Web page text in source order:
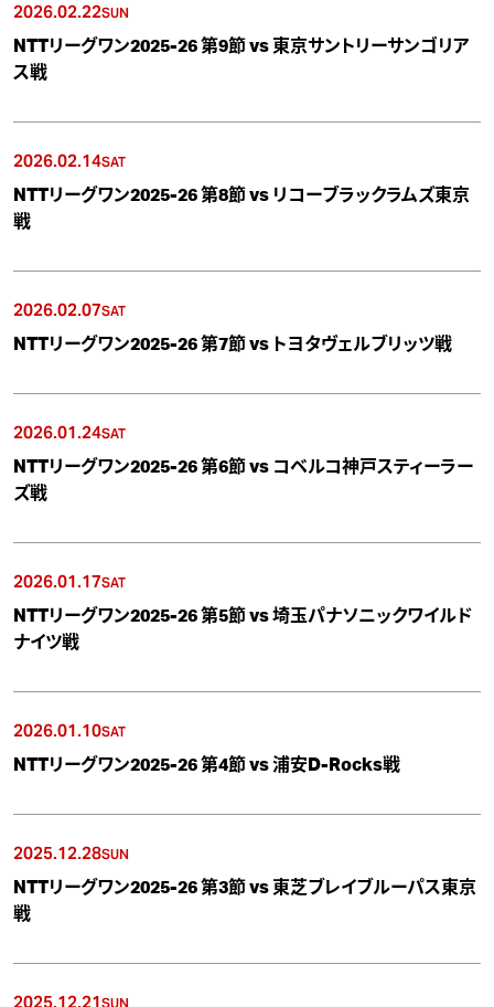
2026.02.22SUN
NTTリーグワン2025-26 第9節 vs 東京サントリーサンゴリア
ス戦
2026.02.14SAT
NTTリーグワン2025-26 第8節 vs リコーブラックラムズ東京
戦
2026.02.07SAT
NTTリーグワン2025-26 第7節 vs トヨタヴェルブリッツ戦
2026.01.24SAT
NTTリーグワン2025-26 第6節 vs コベルコ神戸スティーラー
ズ戦
2026.01.17SAT
NTTリーグワン2025-26 第5節 vs 埼玉パナソニックワイルド
ナイツ戦
2026.01.10SAT
NTTリーグワン2025-26 第4節 vs 浦安D-Rocks戦
2025.12.28SUN
NTTリーグワン2025-26 第3節 vs 東芝ブレイブルーパス東京
戦
2025.12.21SUN